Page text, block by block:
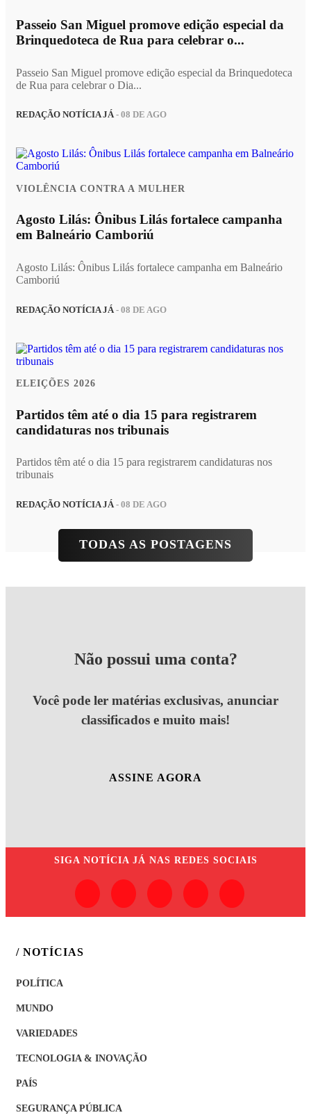
Passeio San Miguel promove edição especial da
Brinquedoteca de Rua para celebrar o...
Passeio San Miguel promove edição especial da Brinquedoteca
de Rua para celebrar o Dia...
REDAÇÃO NOTÍCIA JÁ- 08 DE AGO
VIOLÊNCIA CONTRA A MULHER
Agosto Lilás: Ônibus Lilás fortalece campanha
em Balneário Camboriú
Agosto Lilás: Ônibus Lilás fortalece campanha em Balneário
Camboriú
REDAÇÃO NOTÍCIA JÁ - 08 DE AGO
ELEIÇÕES 2026
Partidos têm até o dia 15 para registrarem
candidaturas nos tribunais
Partidos têm até o dia 15 para registrarem candidaturas nos
tribunais
REDAÇÃO NOTÍCIA JÁ- 08 DE AGO
TODAS AS POSTAGENS
Não possui uma conta?
Você pode ler matérias exclusivas, anunciar
classificados e muito mais!
ASSINE AGORA
SIGA NOTÍCIA JÁ NAS REDES SOCIAIS
/ NOTÍCIAS
POLÍTICA
MUNDO
VARIEDADES
TECNOLOGIA & INOVAÇÃO
PAÍS
SEGURANÇA PÚBLICA